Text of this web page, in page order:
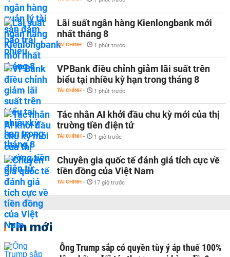
Lãi suất ngân hàng Kienlongbank mới
nhất tháng 8
TÀI CHÍNH - 1 phút trước
VPBank điều chỉnh giảm lãi suất trên
biểu tại nhiều kỳ hạn trong tháng 8
TÀI CHÍNH - 1 phút trước
Tác nhân AI khởi đầu chu kỳ mới của thị
trường tiền điện tử
TÀI CHÍNH - 1 giờ trước
Chuyên gia quốc tế đánh giá tích cực về
tiền đồng của Việt Nam
TÀI CHÍNH - 17 giờ trước
Tin mới
Ông Trump sắp có quyền tùy ý áp thuế 100%